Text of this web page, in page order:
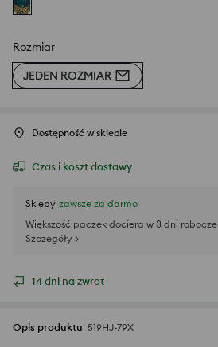
Rozmiar
JEDEN ROZMIAR
Dostępność w sklepie
Czas i koszt dostawy
Sklepy zawsze za darmo
Większość paczek dociera w 3 dni robocze
Szczegóły >
14 dni na zwrot
Opis produktu 519HJ-79X